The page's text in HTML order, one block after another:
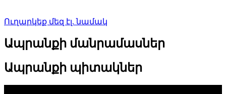
Ուղարկեք մեզ էլ. նամակ
Ապրանքի մանրամասներ
Ապրանքի պիտակներ